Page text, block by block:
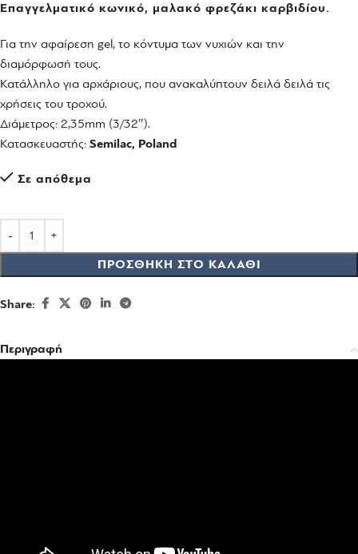
Επαγγελματικό κωνικό, μαλακό φρεζάκι καρβιδίου.
Για την αφαίρεση gel, το κόντυμα των νυχιών και την
διαμόρφωσή τους.
Κατάλληλο για αρχάριους, που ανακαλύπτουν δειλά δειλά τις
χρήσεις του τροχού.
Διάμετρος: 2,35mm (3/32″).
Κατασκευαστής: Semilac, Poland
Σε απόθεμα
ΠΡΟΣΘΉΚΗ ΣΤΟ ΚΑΛΆΘΙ
Share:
Περιγραφή